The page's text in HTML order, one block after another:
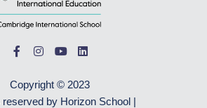
Copyright © 2023
reserved by Horizon School |